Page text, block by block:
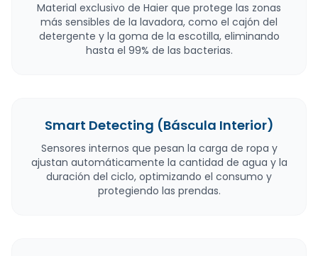
Material exclusivo de Haier que protege las zonas
más sensibles de la lavadora, como el cajón del
detergente y la goma de la escotilla, eliminando
hasta el 99% de las bacterias.
Smart Detecting (Báscula Interior)
Sensores internos que pesan la carga de ropa y
ajustan automáticamente la cantidad de agua y la
duración del ciclo, optimizando el consumo y
protegiendo las prendas.